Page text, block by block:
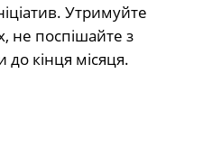
Утримуйте
не поспішайте з
кінця місяця.